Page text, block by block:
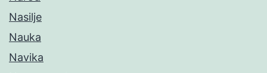
Nasilje
Nauka
Navika